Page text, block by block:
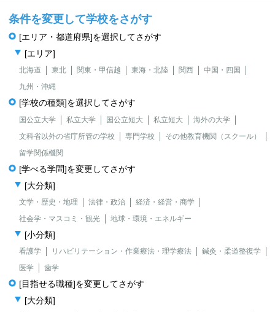
条件を変更して学校をさがす
[エリア・都道府県]を選択してさがす
[エリア]
北海道 東北 関東・甲信越 東海・北陸 関西
中国・四国
九州・沖縄
[学校の種類]を選択してさがす
国公立大学 私立大学 国公立短大 私立短大
海外の大学
文科省以外の省庁所管の学校
専門学校
その他教育機関（スクール）
留学関係機関
[学べる学問]を変更してさがす
[大分類]
文学・歴史・地理 法律・政治
経済・経営・商学
社会学・マスコミ・観光
地球・環境・エネルギー
[小分類]
看護学 リハビリテーション・作業療法・理学療法
鍼灸・柔道整復学
医学
歯学
[目指せる職種]を変更してさがす
[大分類]